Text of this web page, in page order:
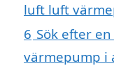
luft luft
6 Sök efter
värmepump i